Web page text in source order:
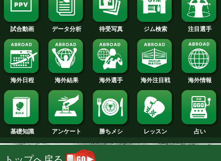
2013年
2012年
2011年
2010年